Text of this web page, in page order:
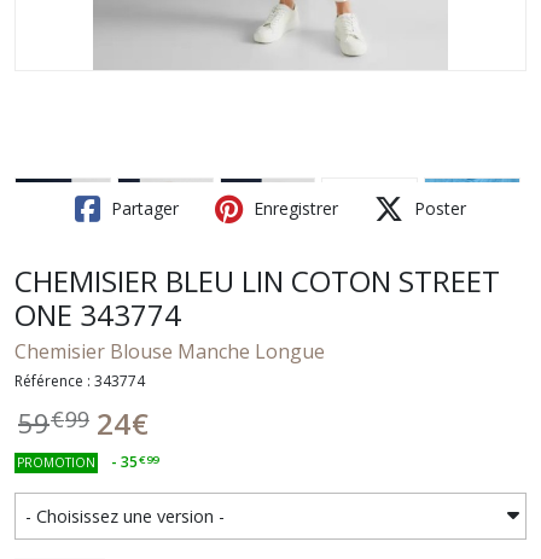
Partager Enregistrer Poster
CHEMISIER BLEU LIN COTON STREET
ONE 343774
Chemisier Blouse Manche Longue
Référence : 343774
59€99 24€
PROMOTION - 35€99